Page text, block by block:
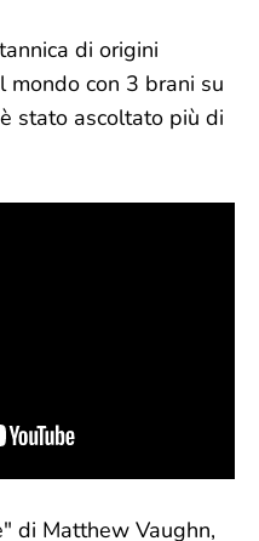
di origini
mondo con 3 brani su
stato ascoltato più di
di Matthew Vaughn,